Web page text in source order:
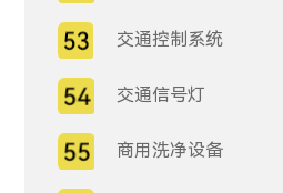
交通控制系统
交通信号灯
商用洗净设备